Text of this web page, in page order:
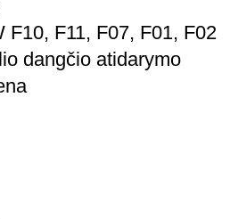
F10, F11, F07, F01, F02
dangčio atidarymo